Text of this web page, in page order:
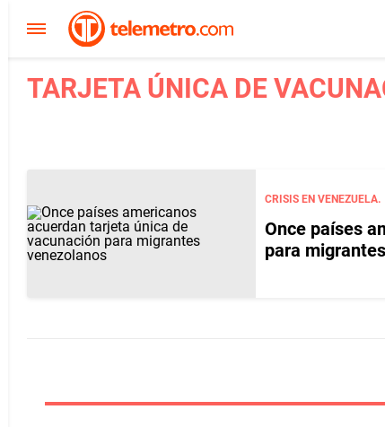
TARJETA ÚNICA DE
CRISIS EN VENEZUELA.
Once países
para